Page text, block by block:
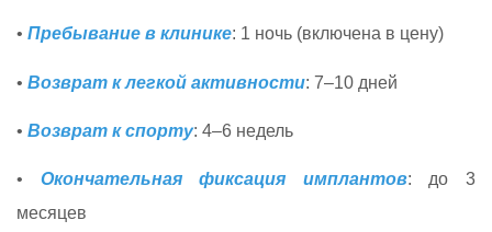
• Пребывание в клинике: 1 ночь (включена в цену)
• Возврат к легкой активности: 7–10 дней
• Возврат к спорту: 4–6 недель
• Окончательная фиксация имплантов: до 3
месяцев